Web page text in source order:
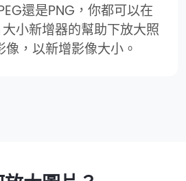
還是PNG，你都可以在
小新增器的幫助下放大照
，以新增影像大小。